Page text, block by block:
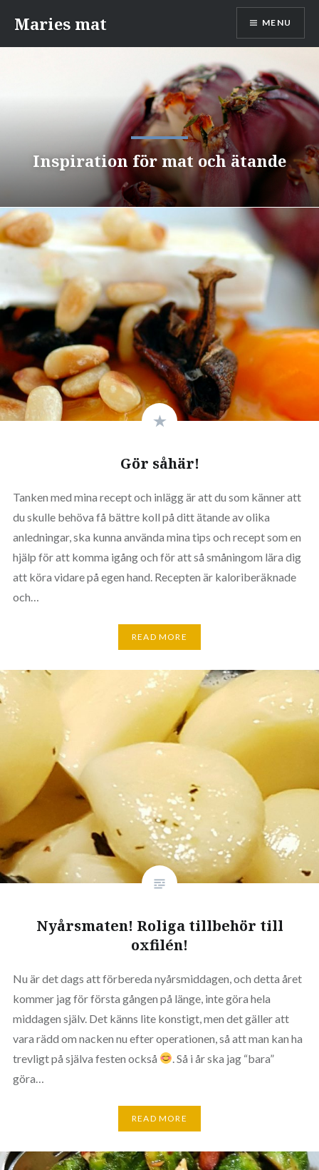
content
Maries mat MENU
Inspiration för mat och ätande
Gör såhär!
Tanken med mina recept och inlägg är att du som känner att
du skulle behöva få bättre koll på ditt ätande av olika
anledningar, ska kunna använda mina tips och recept som en
hjälp för att komma igång och för att så småningom lära dig
att köra vidare på egen hand. Recepten är kaloriberäknade
och…
READ MORE
Nyårsmaten! Roliga tillbehör till
oxfilén!
Nu är det dags att förbereda nyårsmiddagen, och detta året
kommer jag för första gången på länge, inte göra hela
middagen själv. Det känns lite konstigt, men det gäller att
vara rädd om nacken nu efter operationen, så att man kan ha
trevligt på själva festen också
. Så i år ska jag “bara”
göra…
READ MORE